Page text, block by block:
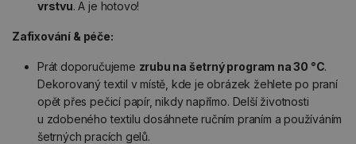
vrstvu. A je hotovo!
Zafixování & péče:
Prát doporučujeme zrubu na šetrný program na 30 °C.
Dekorovaný textil v místě, kde je obrázek žehlete po praní
opět přes pečicí papír, nikdy napřímo. Delší životnosti
u zdobeného textilu dosáhnete ručním praním a používáním
šetrných pracích gelů.